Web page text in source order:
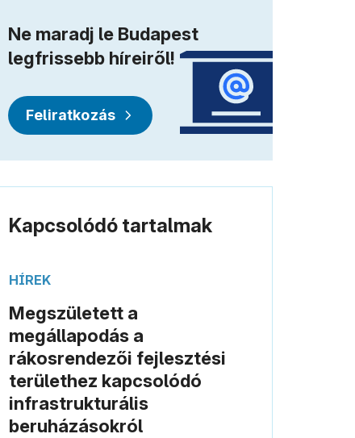
Ne maradj le Budapest
legfrissebb híreiről!
Feliratkozás
Kapcsolódó tartalmak
HÍREK
Megszületett a
megállapodás a
rákosrendezői fejlesztési
területhez kapcsolódó
infrastrukturális
beruházásokról